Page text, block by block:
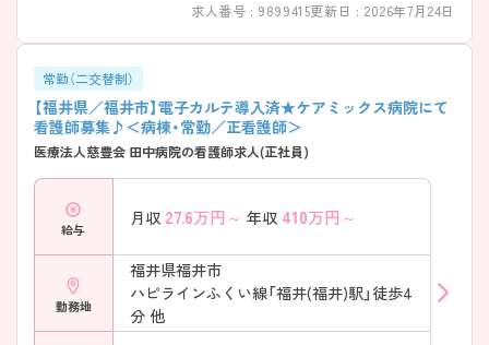
求人番号 : 9899415更新日 : 2026年7月24日
常勤（二交替制）
【福井県／福井市】電子カルテ導入済★ケアミックス病院にて
看護師募集♪＜病棟・常勤／正看護師＞
医療法人慈豊会 田中病院の看護師求人(正社員)
給与
月収 27.6万円～ 年収 410万円～
勤務地
福井県福井市
ハピラインふくい線「福井(福井)駅」徒歩4
分 他